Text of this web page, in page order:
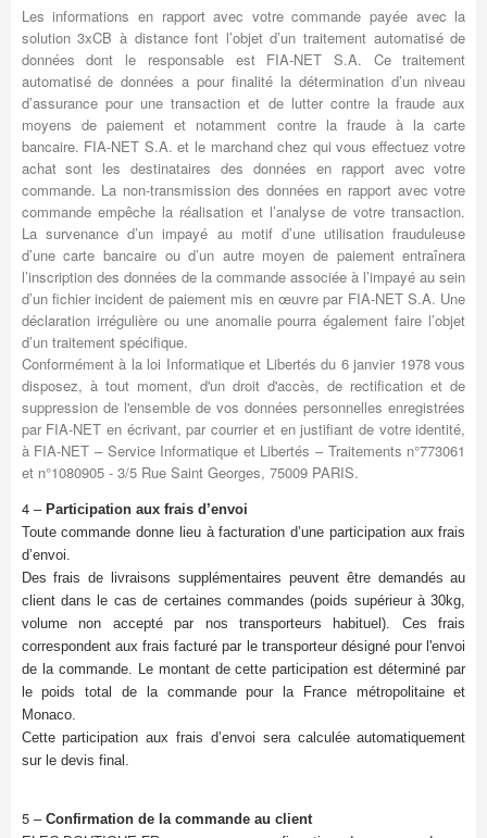
Les informations en rapport avec votre commande payée avec la
solution 3xCB à distance font l’objet d’un traitement automatisé de
données dont le responsable est FIA-NET S.A. Ce traitement
automatisé de données a pour finalité la détermination d’un niveau
d’assurance pour une transaction et de lutter contre la fraude aux
moyens de paiement et notamment contre la fraude à la carte
bancaire. FIA-NET S.A. et le marchand chez qui vous effectuez votre
achat sont les destinataires des données en rapport avec votre
commande. La non-transmission des données en rapport avec votre
commande empêche la réalisation et l’analyse de votre transaction.
La survenance d’un impayé au motif d’une utilisation frauduleuse
d’une carte bancaire ou d’un autre moyen de paiement entraînera
l’inscription des données de la commande associée à l’impayé au sein
d’un fichier incident de paiement mis en œuvre par FIA-NET S.A. Une
déclaration irrégulière ou une anomalie pourra également faire l’objet
d’un traitement spécifique.
Conformément à la loi Informatique et Libertés du 6 janvier 1978 vous
disposez, à tout moment, d'un droit d'accès, de rectification et de
suppression de l'ensemble de vos données personnelles enregistrées
par FIA-NET en écrivant, par courrier et en justifiant de votre identité,
à FIA-NET – Service Informatique et Libertés – Traitements n°773061
et n°1080905 - 3/5 Rue Saint Georges, 75009 PARIS.
4 – Participation aux frais d’envoi
Toute commande donne lieu à facturation d’une participation aux frais
d’envoi.
Des frais de livraisons supplémentaires peuvent être demandés au
client dans le cas de certaines commandes (poids supérieur à 30kg,
volume non accepté par nos transporteurs habituel). Ces frais
correspondent aux frais facturé par le transporteur désigné pour l'envoi
de la commande. Le montant de cette participation est déterminé par
le poids total de la commande pour la France métropolitaine et
Monaco.
Cette participation aux frais d’envoi sera calculée automatiquement
sur le devis final.
5 – Confirmation de la commande au client